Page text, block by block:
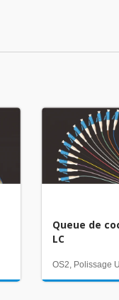
Queue de
LC
OS2, Polissage